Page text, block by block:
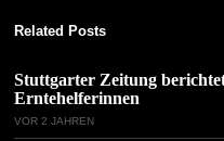
Related Posts
Stuttgarter Zeitung
Erntehelferinnen
VOR 2 JAHREN